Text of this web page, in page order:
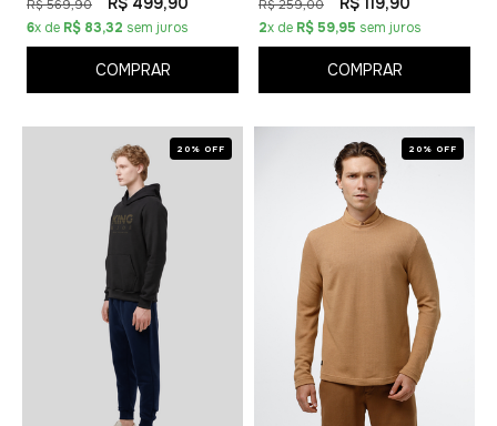
R$ 569,90
6x de R$ 83,32 sem juros
COMPRAR
R$ 259,00
2x de R$ 59,95 sem juros
COMPRAR
20% OFF 20% OFF